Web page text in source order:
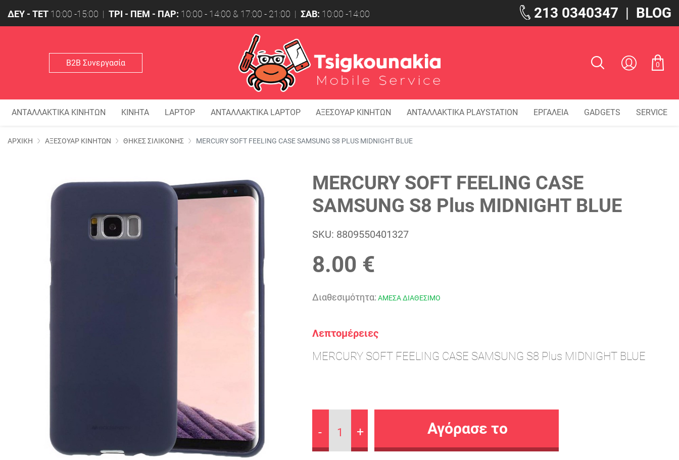
ΔΕΥ - ΤΕΤ 10:00 -15:00 | ΤΡΙ - ΠΕΜ - ΠΑΡ: 10:00 - 14:00 & 17:00 - 21:00 | ΣΑΒ: 10:00 -14:00 213 0340347 | BLOG
Β2Β Συνεργασία 0
ΑΝΤΑΛΛΑΚΤΙΚΑ ΚΙΝΗΤΩΝ ΚΙΝΗΤΑ LAPTOP ΑΝΤΑΛΛΑΚΤΙΚΑ LAPTOP ΑΞΕΣΟΥΑΡ ΚΙΝΗΤΩΝ ΑΝΤΑΛΛΑΚΤΙΚΑ PLAYSTATION ΕΡΓΑΛΕΙΑ GADGETS SERVICE
ΑΡΧΙΚΗ ΑΞΕΣΟΥΑΡ ΚΙΝΗΤΩΝ ΘΗΚΕΣ ΣΙΛΙΚΟΝΗΣ MERCURY SOFT FEELING CASE SAMSUNG S8 PLUS MIDNIGHT BLUE
MERCURY SOFT FEELING CASE
SAMSUNG S8 Plus MIDNIGHT BLUE
SKU: 8809550401327
8.00 €
Διαθεσιμότητα: ΑΜΕΣΑ ΔΙΑΘΕΣΙΜΟ
Λεπτομέρειες
MERCURY SOFT FEELING CASE SAMSUNG S8 Plus MIDNIGHT BLUE
- 1 +